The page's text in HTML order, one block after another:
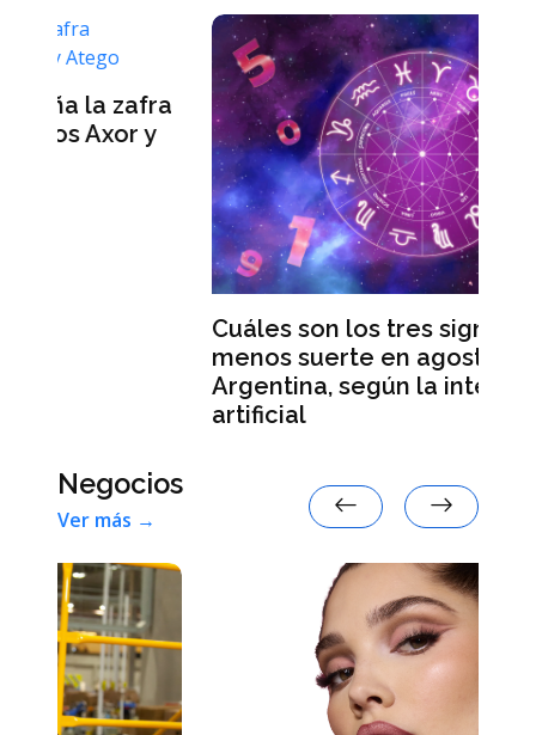
Cuáles son los tres signos con
menos suerte en agosto de 2026 en
Argentina, según la inteligencia
Negocios
Ver más →